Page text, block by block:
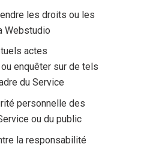
les droits ou les
Webstudio
actes
enquêter sur de tels
du Service
personnelle des
ou du public
la responsabilité